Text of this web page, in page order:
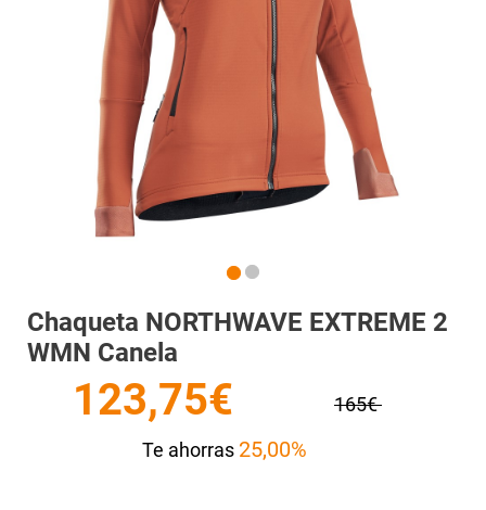
Chaqueta NORTHWAVE EXTREME 2
WMN Canela
123,75€
165€
Te ahorras 25,00%